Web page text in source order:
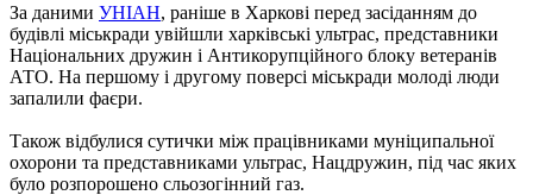
За даними УНІАН, раніше в Харкові перед засіданням до
будівлі міськради увійшли харківські ультрас, представники
Національних дружин і Антикорупційного блоку ветеранів
АТО. На першому і другому поверсі міськради молоді люди
запалили фаєри.
Також відбулися сутички між працівниками муніципальної
охорони та представниками ультрас, Нацдружин, під час яких
було розпорошено сльозогінний газ.